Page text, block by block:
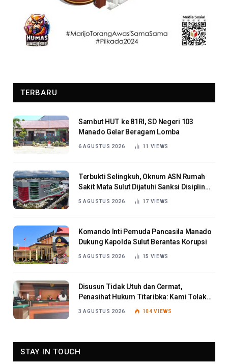
TERBARU
Sambut HUT ke 81RI, SD Negeri 103
Manado Gelar Beragam Lomba
6 AGUSTUS 2026 11 VIEWS
Terbukti Selingkuh, Oknum ASN Rumah
Sakit Mata Sulut Dijatuhi Sanksi Disiplin
5 AGUSTUS 2026 17 VIEWS
Komando Inti Pemuda Pancasila Manado
Dukung Kapolda Sulut Berantas Korupsi
5 AGUSTUS 2026 15 VIEWS
Disusun Tidak Utuh dan Cermat,
Penasihat Hukum Titaribka: Kami Tolak
3 AGUSTUS 2026 104VIEWS
STAY IN TOUCH